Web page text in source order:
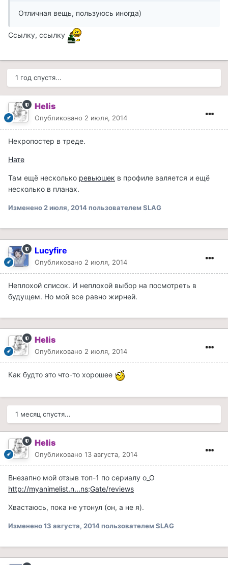
Отличная вещь, пользуюсь иногда)
Ссылку, ссылку
1 год спустя...
Helis
Опубликовано 2 июля, 2014
Некропостер в треде.
Нате
Там ещё несколько ревьюшек в профиле валяется и ещё
несколько в планах.
Изменено2 июля, 2014пользователем SLAG
Lucyfire
Опубликовано 2 июля, 2014
Неплохой список. И неплохой выбор на посмотреть в
будущем. Но мой все равно жирней.
Helis
Опубликовано 2 июля, 2014
Как будто это что-то хорошее
1 месяц спустя...
Helis
Опубликовано 13 августа, 2014
Внезапно мой отзыв топ-1 по сериалу о_О
http://myanimelist.n...ns;Gate/reviews
Хвастаюсь, пока не утонул (он, а не я).
Изменено13 августа, 2014пользователем SLAG